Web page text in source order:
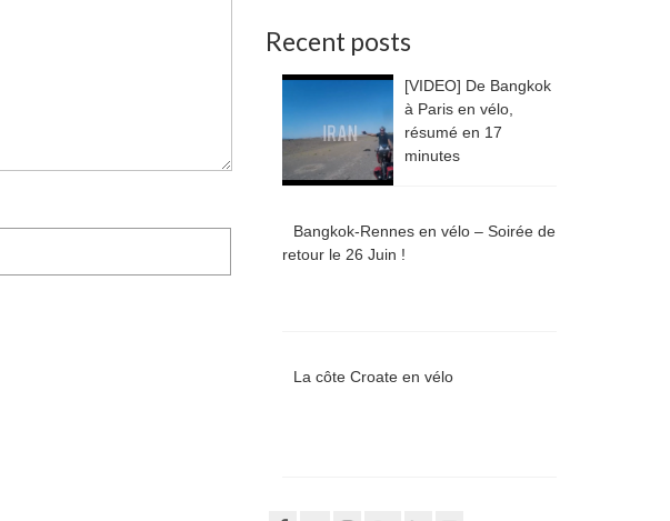
Recent posts
[VIDEO] De Bangkok
à Paris en vélo,
résumé en 17
minutes
Bangkok-Rennes en vélo – Soirée de
retour le 26 Juin !
La côte Croate en vélo